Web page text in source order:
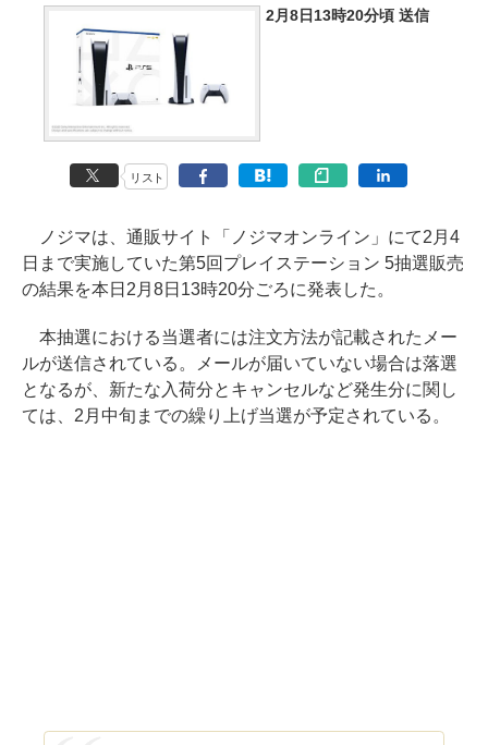
2月8日13時20分頃 送信
リスト
ノジマは、通販サイト「ノジマオンライン」にて2月4
日まで実施していた第5回プレイステーション 5抽選販売
の結果を本日2月8日13時20分ごろに発表した。
本抽選における当選者には注文方法が記載されたメー
ルが送信されている。メールが届いていない場合は落選
となるが、新たな入荷分とキャンセルなど発生分に関し
ては、2月中旬までの繰り上げ当選が予定されている。